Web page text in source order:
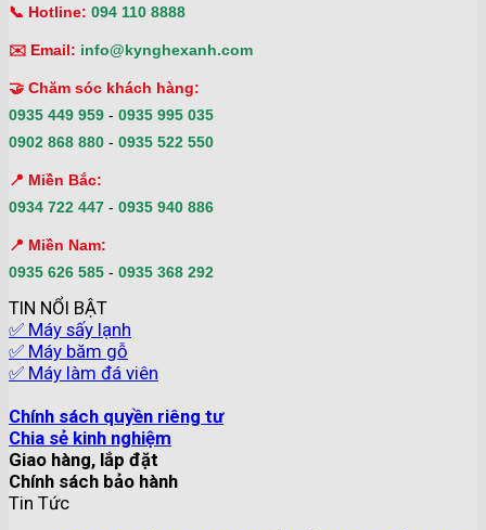
📞 Hotline: 094 110 8888
✉️ Email: info@kynghexanh.com
🤝 Chăm sóc khách hàng:
0935 449 959 - 0935 995 035
0902 868 880 - 0935 522 550
📍 Miền Bắc:
0934 722 447 - 0935 940 886
📍 Miền Nam:
0935 626 585 - 0935 368 292
TIN NỔI BẬT
✅ Máy sấy lạnh
✅ Máy băm gỗ
✅ Máy làm đá viên
Chính sách quyền riêng tư
Chia sẻ kinh nghiệm
Giao hàng, lắp đặt
Chính sách bảo hành
Tin Tức